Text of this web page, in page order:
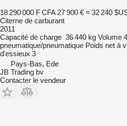
18 290 000 F CFA 27 900 € ≈ 32 240
Citerne de carburant
2011
Capacité de charge 36 440 kg Volume
pneumatique/pneumatique Poids net à
d'essieux 3
Pays-Bas, Ede
JB Trading bv
Contacter le vendeur